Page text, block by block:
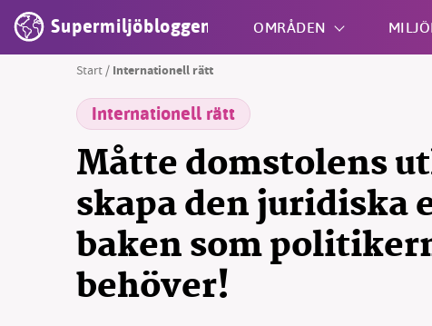
Supermiljöbloggen OMRÅDEN
Shift + S
Start / Internationell rätt
Internationell rätt
Måtte domstolens
skapa den juridiska
baken som
behöver!